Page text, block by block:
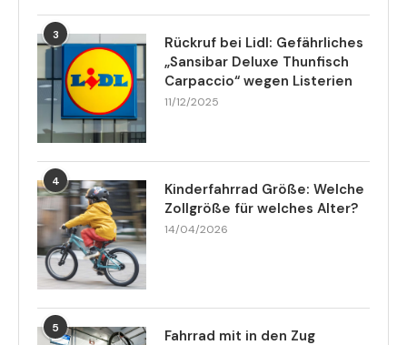
3
Rückruf bei Lidl: Gefährliches
„Sansibar Deluxe Thunfisch
Carpaccio“ wegen Listerien
11/12/2025
4
Kinderfahrrad Größe: Welche
Zollgröße für welches Alter?
14/04/2026
5
Fahrrad mit in den Zug